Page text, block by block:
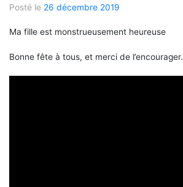
Posté le 26 décembre 2019
Ma fille est monstrueusement heureuse
Bonne fête à tous, et merci de l’encourager.